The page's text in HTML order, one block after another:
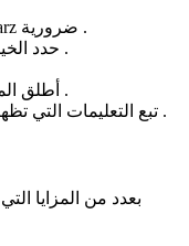
زيارة الموقع الرسمي لتطبيق 888starz ضرورية .
حدد الخيار المناسب لتحميل التطبيق لجهازك .
أطلق الملف المحمل وابدأ في تثبيت البرنامج .
تبع التعليمات التي تظهر على الشاشة لإجراء عملية التثبيت .